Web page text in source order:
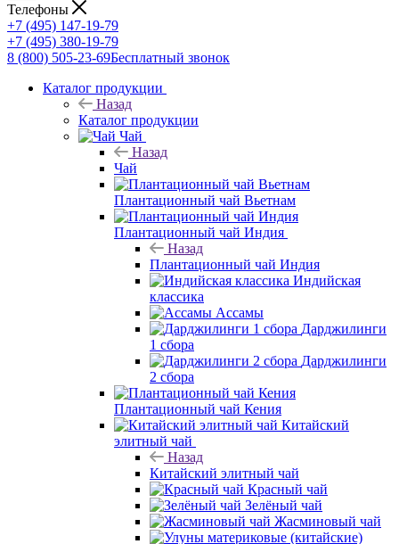
Телефоны
+7 (495) 147-19-79
+7 (495) 380-19-79
8 (800) 505-23-69Бесплатный звонок
Каталог продукции
Назад
Каталог продукции
Чай
Назад
Чай
Плантационный чай Вьетнам
Плантационный чай Индия
Назад
Плантационный чай Индия
Индийская
классика
Ассамы
Дарджилинги
1 сбора
Дарджилинги
2 сбора
Плантационный чай Кения
Китайский
элитный чай
Назад
Китайский элитный чай
Красный чай
Зелёный чай
Жасминовый чай